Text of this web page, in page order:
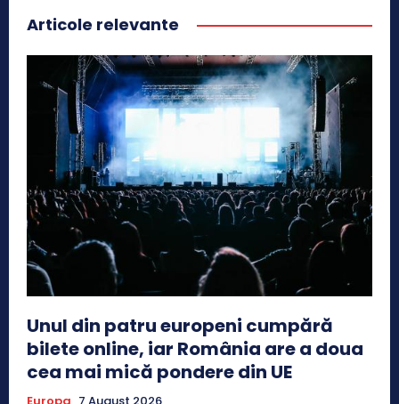
Articole relevante
Unul din patru europeni cumpără
bilete online, iar România are a doua
cea mai mică pondere din UE